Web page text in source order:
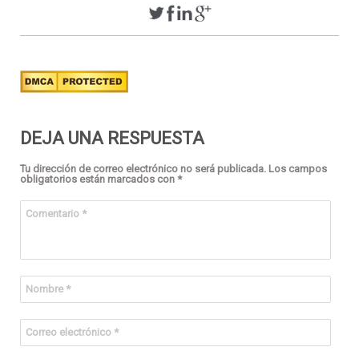
DEJA UNA RESPUESTA
Tu dirección de correo electrónico no será publicada. Los campos
obligatorios están marcados con *
Comentario *
Nombre *
Correo electrónico *